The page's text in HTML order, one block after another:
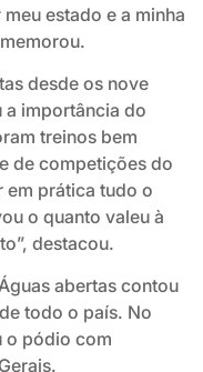
estado e a minha
desde os nove
a importância do
treinos bem
de competições do
em prática tudo o
o quanto valeu à
destacou.
abertas contou
todo o país. No
o pódio com